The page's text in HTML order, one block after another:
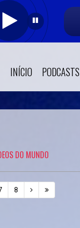
INÍCIO PODCASTS
DO MUNDO
8